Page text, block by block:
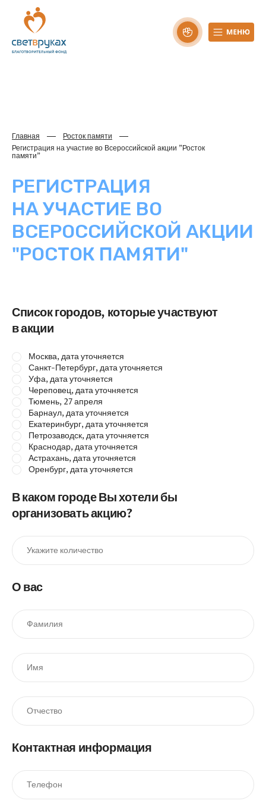
Главная
Росток памяти
Регистрация на участие во Всероссийской акции "Росток
памяти"
РЕГИСТРАЦИЯ
НА УЧАСТИЕ ВО
ВСЕРОССИЙСКОЙ АКЦИИ
"РОСТОК ПАМЯТИ"
Список городов, которые участвуют
в акции
Москва, дата уточняется
Санкт-Петербург, дата уточняется
Уфа, дата уточняется
Череповец, дата уточняется
Тюмень, 27 апреля
Барнаул, дата уточняется
Екатеринбург, дата уточняется
Петрозаводск, дата уточняется
Краснодар, дата уточняется
Астрахань, дата уточняется
Оренбург, дата уточняется
В каком городе Вы хотели бы
организовать акцию?
О вас
Контактная информация